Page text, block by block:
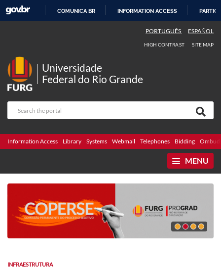
COMUNICA BR INFORMATION ACCESS
PORTUGUÊS ESPAÑOL
HIGH CONTRAST SITE MAP
Universidade
Federal do Rio Grande
Information Access Library Systems Webmail Telephones Bidding
MENU
INFRAESTRUTURA